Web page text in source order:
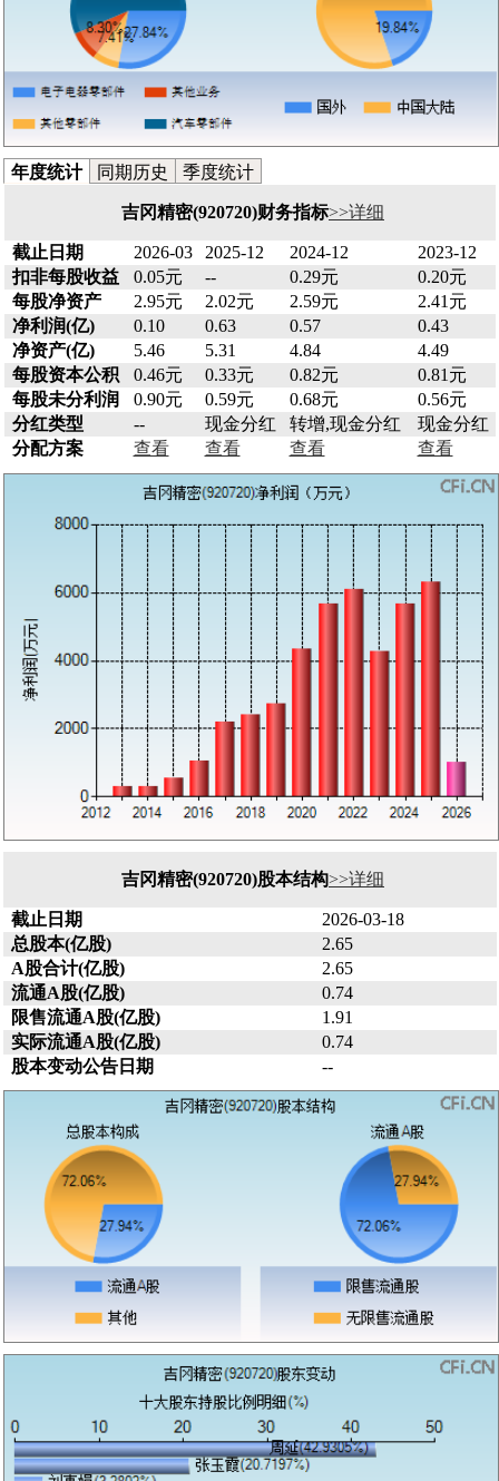
年度统计 同期历史 季度统计
吉冈精密(920720)财务指标>>详细
截止日期 2026-03 2025-12 2024-12
2023-12
扣非每股收益
0.05元 -- 0.29元
0.20元
每股净资产
2.95元 2.02元 2.59元
2.41元
净利润(亿)
0.10 0.63 0.57
0.43
净资产(亿)
5.46 5.31 4.84
4.49
每股资本公积
0.46元 0.33元 0.82元
0.81元
每股未分利润
0.90元 0.59元 0.68元
0.56元
分红类型
-- 现金分红 转增,现金分红
现金分红
分配方案
查看 查看 查看 查看
吉冈精密(920720)股本结构>>详细
截止日期
2026-03-18
总股本(亿股)
2.65
A股合计(亿股)
2.65
流通A股(亿股)
0.74
限售流通A股(亿股)
1.91
实际流通A股(亿股)
0.74
股本变动公告日期
--